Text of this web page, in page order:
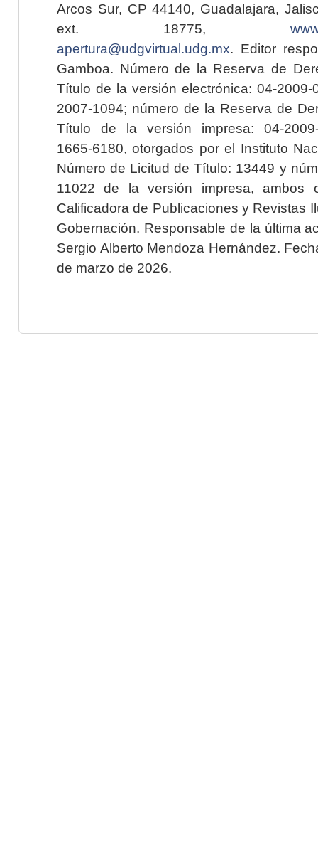
Arcos Sur, CP 44140, Guadalajara,
ext. 18775,
apertura@udgvirtual.udg.mx. Editor
Gamboa. Número de la Reserva de
Título de la versión electrónica: 04-2009-
2007-1094; número de la Reserva de
Título de la versión impresa: 04-2009-
1665-6180, otorgados por el Instituto
Número de Licitud de Título: 13449 y
11022 de la versión impresa, ambos
Calificadora de Publicaciones y Revistas
Gobernación. Responsable de la última
Sergio Alberto Mendoza Hernández.
de marzo de 2026.